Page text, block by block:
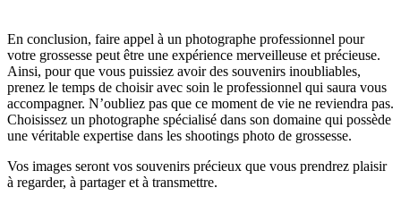
En conclusion, faire appel à un photographe professionnel pour
votre grossesse peut être une expérience merveilleuse et précieuse.
Ainsi, pour que vous puissiez avoir des souvenirs inoubliables,
prenez le temps de choisir avec soin le professionnel qui saura vous
accompagner. N’oubliez pas que ce moment de vie ne reviendra pas.
Choisissez un photographe spécialisé dans son domaine qui possède
une véritable expertise dans les shootings photo de grossesse.
Vos images seront vos souvenirs précieux que vous prendrez plaisir
à regarder, à partager et à transmettre.